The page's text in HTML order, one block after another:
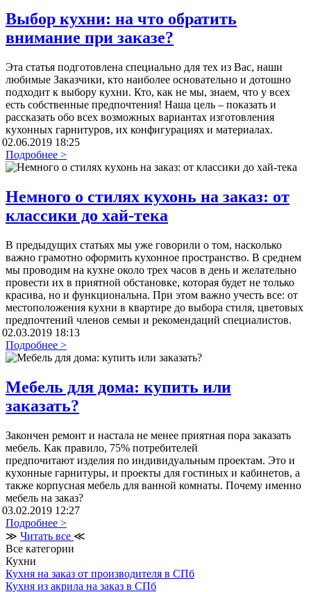
Выбор кухни: на что обратить
внимание при заказе?
Эта статья подготовлена специально для тех из Вас, наши
любимые Заказчики, кто наиболее основательно и дотошно
подходит к выбору кухни. Кто, как не мы, знаем, что у всех
есть собственные предпочтения! Наша цель – показать и
рассказать обо всех возможных вариантах изготовления
кухонных гарнитуров, их конфигурациях и материалах.
02.06.2019 18:25
Подробнее >
Немного о стилях кухонь на заказ: от
классики до хай-тека
В предыдущих статьях мы уже говорили о том, насколько
важно грамотно оформить кухонное пространство. В среднем
мы проводим на кухне около трех часов в день и желательно
провести их в приятной обстановке, которая будет не только
красива, но и функциональна. При этом важно учесть все: от
местоположения кухни в квартире до выбора стиля, цветовых
предпочтений членов семьи и рекомендаций специалистов.
02.03.2019 18:13
Подробнее >
Мебель для дома: купить или
заказать?
Закончен ремонт и настала не менее приятная пора заказать
мебель. Как правило, 75% потребителей
предпочитают изделия по индивидуальным проектам. Это и
кухонные гарнитуры, и проекты для гостиных и кабинетов, а
также корпусная мебель для ванной комнаты. Почему именно
мебель на заказ?
03.02.2019 12:27
Подробнее >
≫ Читать все ≪
Все категории
Кухни
Кухня на заказ от производителя в СПб
Кухня из акрила на заказ в СПб